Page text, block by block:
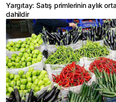
Yargıtay: Satış primlerinin aylık
dahildir